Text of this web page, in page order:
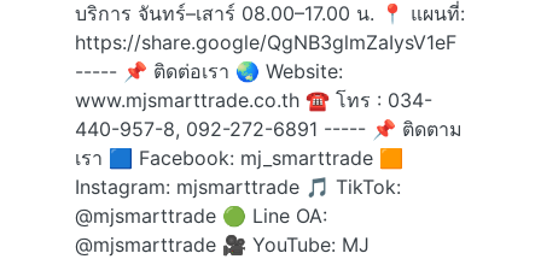
บริการ จันทร์–เสาร์ 08.00–17.00 น. 📍 แผนที่:
https://share.google/QgNB3glmZaIysV1eF
----- 📌 ติดต่อเรา 🌏 Website:
www.mjsmarttrade.co.th ☎ โทร : 034-
440-957-8, 092-272-6891 ----- 📌 ติดตาม
เรา 🟦 Facebook: mj_smarttrade 🟧
Instagram: mjsmarttrade 🎵 TikTok:
@mjsmarttrade 🟢 Line OA:
@mjsmarttrade 🎥 YouTube: MJ